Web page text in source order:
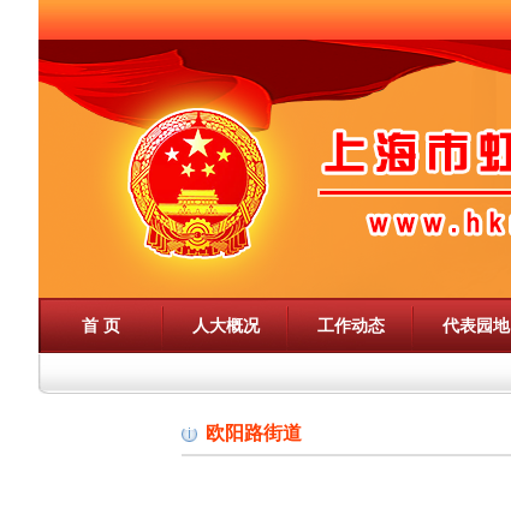
首 页 人大概况 工作动态 代表园地
欧阳路街道